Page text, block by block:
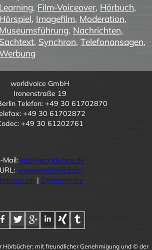
Learning, Film-Voiceover, Hörbuch,
Hörspiel, Imagefilm, Moderation,
Museumsführung, Nachrichten,
Sachtext, Synchron, Telefonansagen,
Werbung
worldvoice GmbH
Irenenstraße 19
Telefon: +49 30 61702870
+49 30 61702872
+49 30 61202761
Mail: info@worldvoice.de
URL: www.worldvoice.de
| Datenschutz
Hörbücher: mit freundlicher Genehmigung und © der